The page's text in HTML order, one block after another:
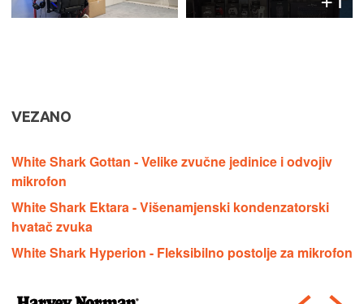
VEZANO
White Shark Gottan - Velike zvučne jedinice i odvojiv
mikrofon
White Shark Ektara - Višenamjenski kondenzatorski
hvatač zvuka
White Shark Hyperion - Fleksibilno postolje za mikrofon